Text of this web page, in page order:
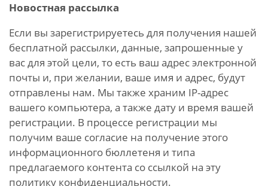
Новостная рассылка
Если вы зарегистрируетесь для получения нашей
бесплатной рассылки, данные, запрошенные у
вас для этой цели, то есть ваш адрес электронной
почты и, при желании, ваше имя и адрес, будут
отправлены нам. Мы также храним IP-адрес
вашего компьютера, а также дату и время вашей
регистрации. В процессе регистрации мы
получим ваше согласие на получение этого
информационного бюллетеня и типа
предлагаемого контента со ссылкой на эту
политику конфиденциальности.